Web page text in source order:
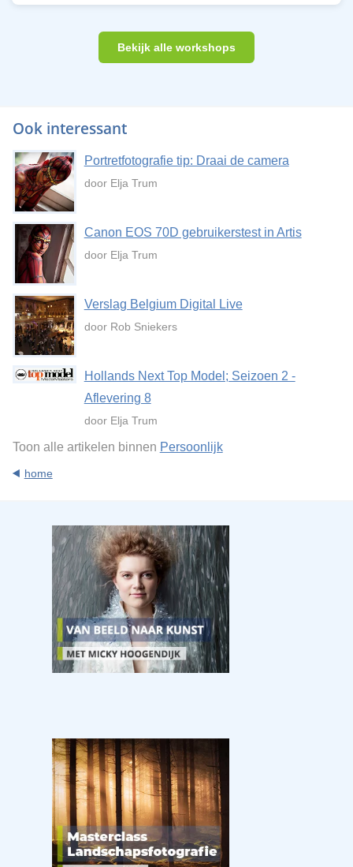
Bekijk alle workshops
Ook interessant
Portretfotografie tip: Draai de camera
door Elja Trum
Canon EOS 70D gebruikerstest in Artis
door Elja Trum
Verslag Belgium Digital Live
door Rob Sniekers
Hollands Next Top Model; Seizoen 2 -
Aflevering 8
door Elja Trum
Toon alle artikelen binnen Persoonlijk
home